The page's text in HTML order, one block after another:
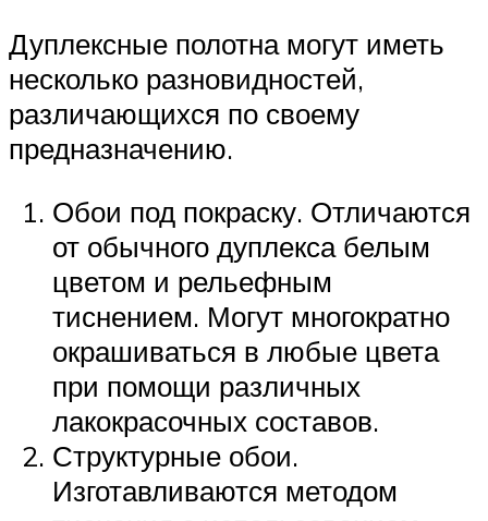
Дуплексные полотна могут иметь
несколько разновидностей,
различающихся по своему
предназначению.
Обои под покраску. Отличаются
от обычного дуплекса белым
цветом и рельефным
тиснением. Могут многократно
окрашиваться в любые цвета
при помощи различных
лакокрасочных составов.
Структурные обои.
Изготавливаются методом